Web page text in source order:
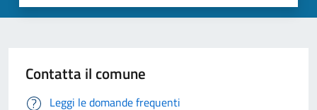
Contatta il comune
Leggi le domande frequenti